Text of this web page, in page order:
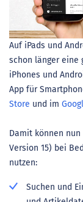
Auf iPads und
schon länger eine
iPhones und
App für
Store und im
Damit können
Version 15) bei
nutzen:
Suchen und